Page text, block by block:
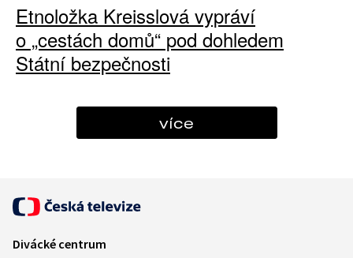
Etnoložka Kreisslová vypráví
o „cestách domů“ pod dohledem
Státní bezpečnosti
více